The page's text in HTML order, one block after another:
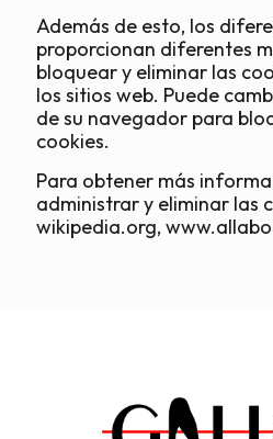
Además de esto, los
proporcionan diferentes
bloquear y eliminar las
los sitios web. Puede
de su navegador para
cookies.
Para obtener más
administrar y eliminar las
wikipedia.org,